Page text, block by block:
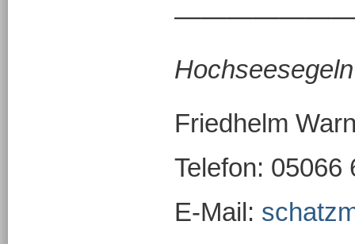
Hochseesegeln
Friedhelm
Telefon: 05066
E-Mail: